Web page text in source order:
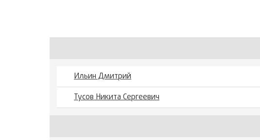
Ильин Дмитрий
Тусов Никита Сергеевич